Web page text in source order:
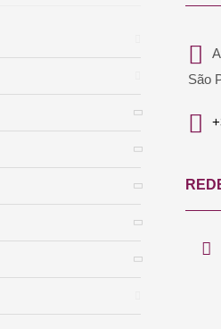
São